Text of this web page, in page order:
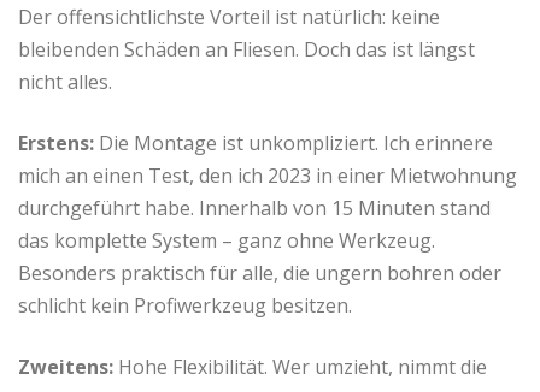
Der offensichtlichste Vorteil ist natürlich: keine
bleibenden Schäden an Fliesen. Doch das ist längst
nicht alles.
Erstens: Die Montage ist unkompliziert. Ich erinnere
mich an einen Test, den ich 2023 in einer Mietwohnung
durchgeführt habe. Innerhalb von 15 Minuten stand
das komplette System – ganz ohne Werkzeug.
Besonders praktisch für alle, die ungern bohren oder
schlicht kein Profiwerkzeug besitzen.
Zweitens: Hohe Flexibilität. Wer umzieht, nimmt die